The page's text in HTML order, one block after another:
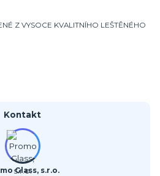
Z VYSOCE KVALITNÍHO LEŠTĚNÉHO
Kontakt
Glass, s.r.o.